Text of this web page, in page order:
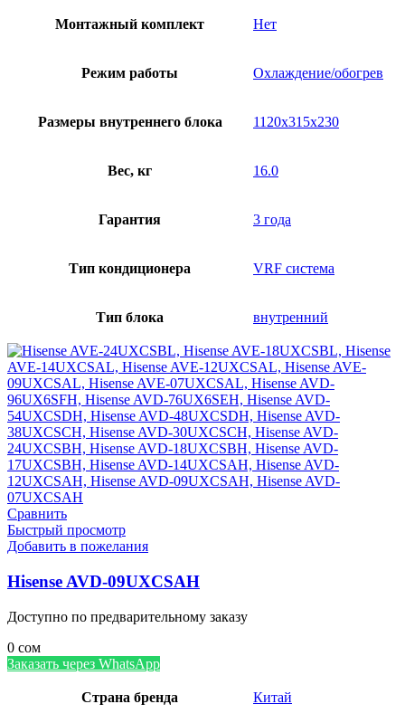
Монтажный комплект Нет
Режим работы Охлаждение/обогрев
Размеры внутреннего блока 1120х315х230
Вес, кг 16.0
Гарантия 3 года
Тип кондиционера VRF система
Тип блока внутренний
Сравнить
Быстрый просмотр
Добавить в пожелания
Hisense AVD-09UXCSAH
Доступно по предварительному заказу
0 сом
Заказать через WhatsApp
Страна бренда Китай